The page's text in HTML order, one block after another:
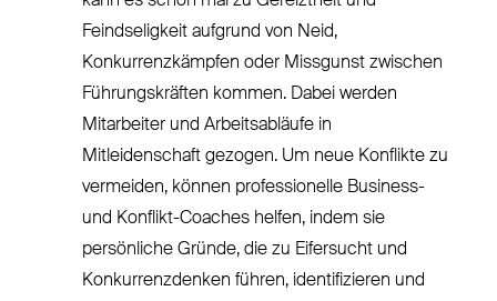
Feindseligkeit aufgrund von Neid,
Konkurrenzkämpfen oder Missgunst zwischen
Führungskräften kommen. Dabei werden
Mitarbeiter und Arbeitsabläufe in
Mitleidenschaft gezogen. Um neue Konflikte zu
vermeiden, können professionelle Business-
und Konflikt-Coaches helfen, indem sie
persönliche Gründe, die zu Eifersucht und
Konkurrenzdenken führen, identifizieren und